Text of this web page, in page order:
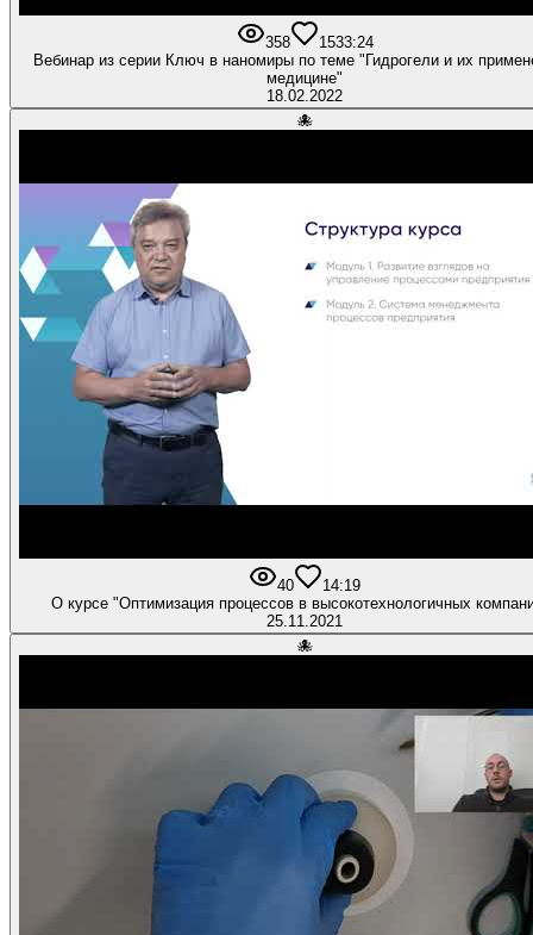
358 1533:24
Вебинар из серии Ключ в наномиры по теме "Гидрогели и их
медицине"
18.02.2022
🐙
40 14:19
О курсе "Оптимизация процессов в высокотехнологичных
25.11.2021
🐙